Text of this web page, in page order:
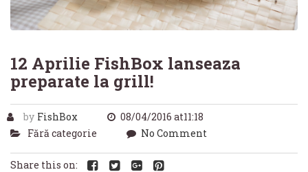
12 Aprilie FishBox lanseaza
preparate la grill!
by FishBox
08/04/2016 at11:18
Fără categorie
No Comment
Share this on: